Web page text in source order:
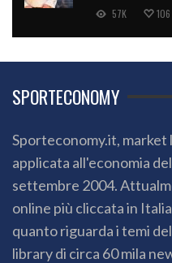
57K 106
SPORTECONOMY
Sporteconomy.it,
applicata all'economia
settembre 2004.
online più cliccata in
quanto riguarda i temi
library di circa 60 mila